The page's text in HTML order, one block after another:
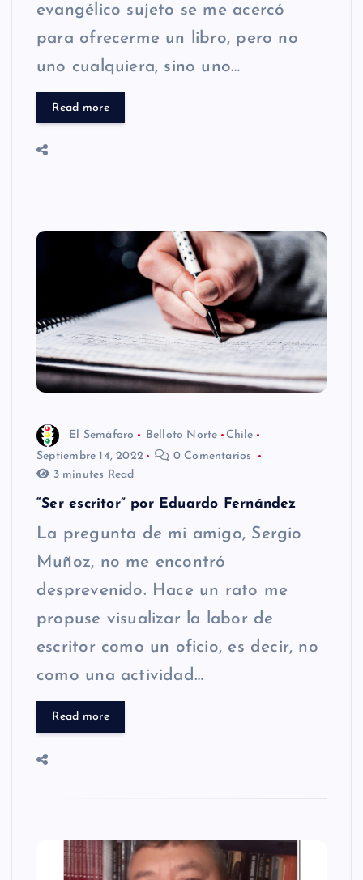
evangélico sujeto se me acercó
para ofrecerme un libro, pero no
uno cualquiera, sino uno…
Read more
El Semáforo Belloto Norte
Chile
Septiembre 14, 2022
0 Comentarios
3 minutes Read
“Ser escritor” por Eduardo Fernández
La pregunta de mi amigo, Sergio
Muñoz, no me encontró
desprevenido. Hace un rato me
propuse visualizar la labor de
escritor como un oficio, es decir, no
como una actividad…
Read more